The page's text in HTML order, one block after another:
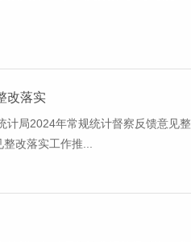
改落实
计局2024年常规统计督察反馈意见整
改落实工作推...